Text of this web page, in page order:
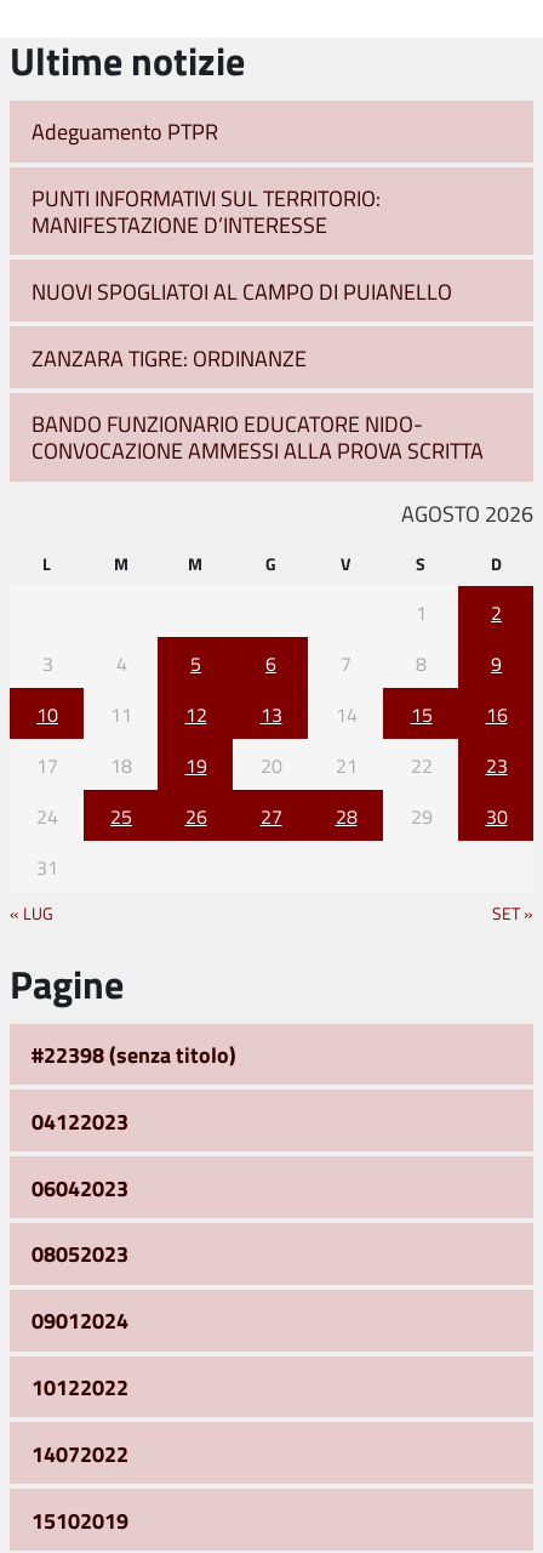
Ultime notizie
Adeguamento PTPR
PUNTI INFORMATIVI SUL TERRITORIO:
MANIFESTAZIONE D’INTERESSE
NUOVI SPOGLIATOI AL CAMPO DI PUIANELLO
ZANZARA TIGRE: ORDINANZE
BANDO FUNZIONARIO EDUCATORE NIDO-
CONVOCAZIONE AMMESSI ALLA PROVA SCRITTA
AGOSTO 2026
L M M G V S D
1
2
3
4 5 6 7 8
9
10
11 12 13 14 15
16
17
18 19 20 21 22
23
24
25 26 27 28 29
30
31
« LUG SET »
Pagine
#22398 (senza titolo)
04122023
06042023
08052023
09012024
10122022
14072022
15102019